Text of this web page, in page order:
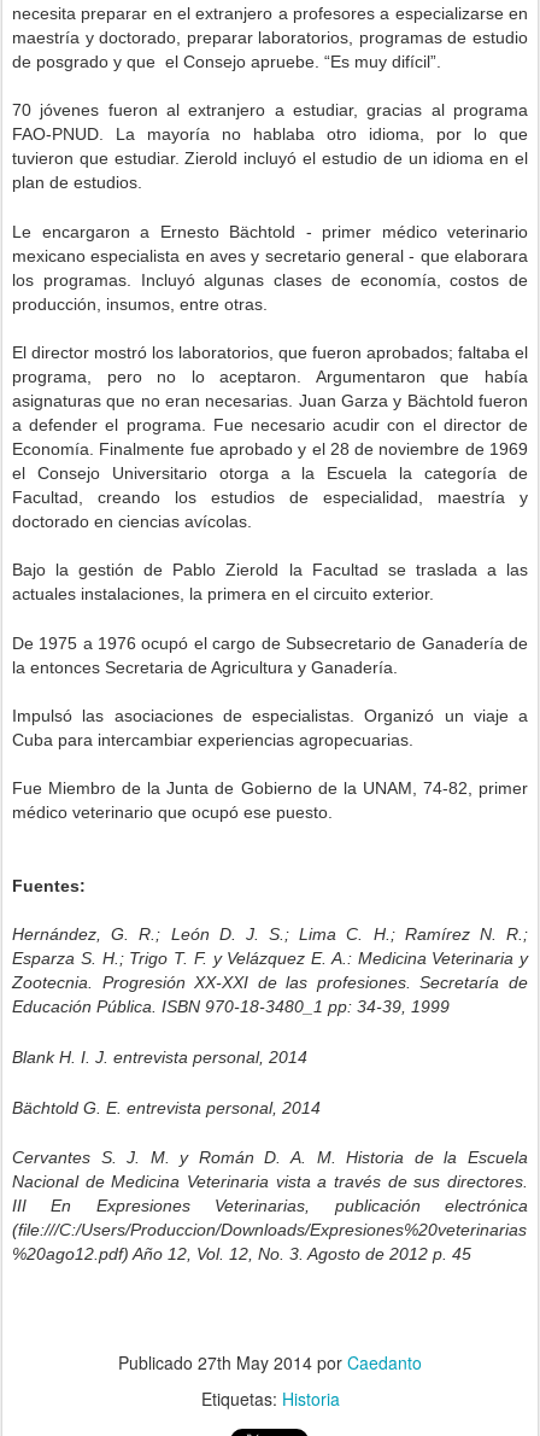
necesita preparar en el extranjero a profesores a especializarse en
maestría y doctorado, preparar laboratorios, programas de estudio
de posgrado y que el Consejo apruebe. “Es muy difícil”.
70 jóvenes fueron al extranjero a estudiar, gracias al programa
FAO-PNUD. La mayoría no hablaba otro idioma, por lo que
tuvieron que estudiar. Zierold incluyó el estudio de un idioma en el
plan de estudios.
Le encargaron a Ernesto Bächtold - primer médico veterinario
mexicano especialista en aves y secretario general - que elaborara
los programas. Incluyó algunas clases de economía, costos de
producción, insumos, entre otras.
El director mostró los laboratorios, que fueron aprobados; faltaba el
programa, pero no lo aceptaron. Argumentaron que había
asignaturas que no eran necesarias. Juan Garza y Bächtold fueron
a defender el programa. Fue necesario acudir con el director de
Economía. Finalmente fue aprobado y el 28 de noviembre de 1969
el Consejo Universitario otorga a la Escuela la categoría de
Facultad, creando los estudios de especialidad, maestría y
doctorado en ciencias avícolas.
Bajo la gestión de Pablo Zierold la Facultad se traslada a las
actuales instalaciones, la primera en el circuito exterior.
De 1975 a 1976 ocupó el cargo de Subsecretario de Ganadería de
la entonces Secretaria de Agricultura y Ganadería.
Impulsó las asociaciones de especialistas. Organizó un viaje a
Cuba para intercambiar experiencias agropecuarias.
Fue Miembro de la Junta de Gobierno de la UNAM, 74-82, primer
médico veterinario que ocupó ese puesto.
Fuentes:
Hernández, G. R.; León D. J. S.; Lima C. H.; Ramírez N. R.;
Esparza S. H.; Trigo T. F. y Velázquez E. A.: Medicina Veterinaria y
Zootecnia. Progresión XX-XXI de las profesiones. Secretaría de
Educación Pública. ISBN 970-18-3480_1 pp: 34-39, 1999
Blank H. I. J. entrevista personal, 2014
Bächtold G. E. entrevista personal, 2014
Cervantes S. J. M. y Román D. A. M. Historia de la Escuela
Nacional de Medicina Veterinaria vista a través de sus directores.
III En Expresiones Veterinarias, publicación electrónica
(file:///C:/Users/Produccion/Downloads/Expresiones%20veterinarias
%20ago12.pdf) Año 12, Vol. 12, No. 3. Agosto de 2012 p. 45
Publicado 27th May 2014 por Caedanto
Etiquetas: Historia